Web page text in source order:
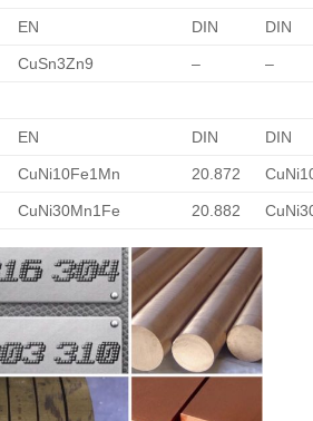
EN DIN DIN
CuSn3Zn9 – –
EN DIN DIN
CuNi10Fe1Mn 20.872
CuNi30Mn1Fe 20.882